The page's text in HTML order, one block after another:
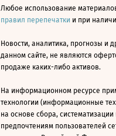
Любое использование
правил перепечатки и при
Новости, аналитика, прогнозы и
данном сайте, не являются
продаже каких-либо активов.
На информационном ресурсе
технологии (информационные
на основе сбора,
предпочтениям пользователей